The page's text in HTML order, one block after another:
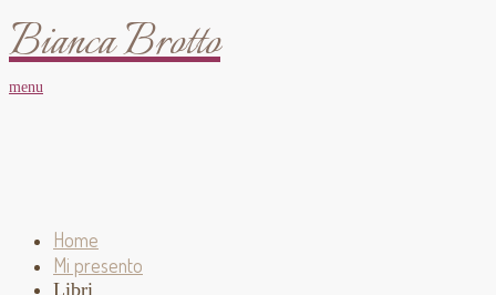
Bianca Brotto
menu
Home
Mi presento
Libri